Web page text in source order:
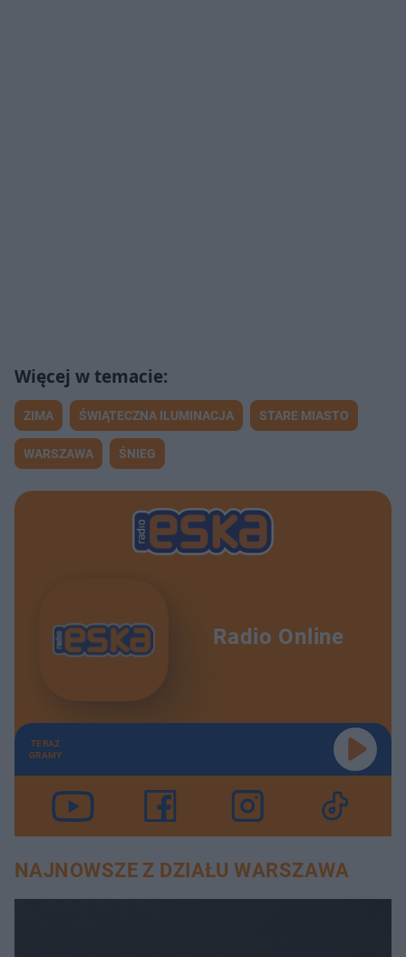
ZIMA ŚWIĄTECZNA ILUMINACJA STARE MIASTO
WARSZAWA ŚNIEG
Radio Online
TERAZ
GRAMY
NAJNOWSZE Z DZIAŁU WARSZAWA